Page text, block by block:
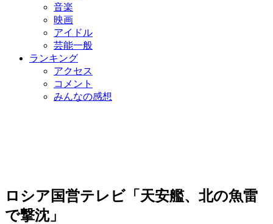
音楽
映画
アイドル
芸能一般
ランキング
アクセス
コメント
みんなの感想
ロシア国営テレビ「天安艦、北の魚雷
で撃沈」